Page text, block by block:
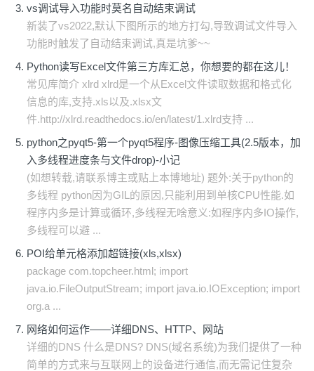
vs调试导入功能时莫名自动结束调试
新装了vs2022,默认下图所示的地方打勾,导致调试文件导入
功能时触发了自动结束调试,真是坑爹~~
Python读写Excel文件第三方库汇总，你想要的都在这儿！
常见库简介 xlrd xlrd是一个从Excel文件读取数据和格式化
信息的库,支持.xls以及.xlsx文
件.http://xlrd.readthedocs.io/en/latest/1.xlrd支持 ...
python之pyqt5-第一个pyqt5程序-图像压缩工具(2.5版本，加
入多线程进度条与文件drop)-小记
(如想转载,请联系博主或贴上本博地址) 题外:关于python的
多线程 python因为GIL的原因,只能利用到单核CPU性能.如
程序内多是计算或循环,多线程无啥意义:如程序内多IO操作,
多线程可以避 ...
POI给单元格添加超链接(xls,xlsx)
package com.topcheer.html; import
java.io.FileOutputStream; import java.io.IOException; import
org.a ...
网络如何运作——详细DNS、HTTP、网站
详细的DNS 什么是DNS? DNS(域名系统)为我们提供了一种
简单的方式来与互联网上的设备进行通信,而无需记住复杂